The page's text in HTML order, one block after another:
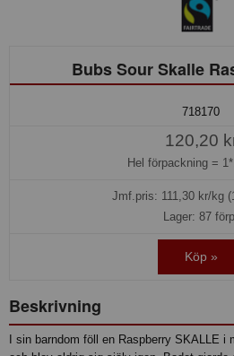
Bubs Sour Skalle
718170
120,20
Hel förpackning =
Jmf.pris: 111,30kr/kg
Lager: 87
Köp »
Beskrivning
I sin barndom föll en Raspberry SKALLE